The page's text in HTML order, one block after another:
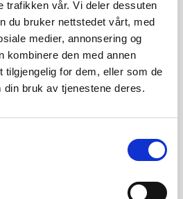
trafikken vår. Vi deler dessuten
du bruker nettstedet vårt, med
medier, annonsering og
kombinere den med annen
tilgjengelig for dem, eller som de
din bruk av tjenestene deres.
vurdert hvordan dagens ordning
påvirker konkurransen og
RME vil ta med